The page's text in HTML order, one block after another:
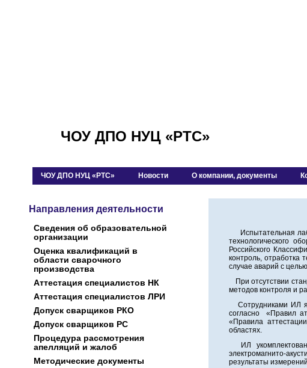
ЧОУ ДПО НУЦ «РТС»
ЧОУ ДПО НУЦ «РТС» Новости О компании, документы
Направления деятельности
Сведения об образовательной
организации
Оценка квалификаций в
области сварочного
производства
Аттестация специалистов НК
Аттестация специалиcтов ЛРИ
Допуск сварщиков РКО
Допуск сварщиков РС
Процедура рассмотрения
апелляций и жалоб
Методические документы
Испытательная
технологического
Российского
контроль, отработка
случае аварий с
При отсутствии
методов контроля и
Сотрудниками ИЛ
согласно «Правил
«Правила
областях.
ИЛ
электромагнито-
результаты